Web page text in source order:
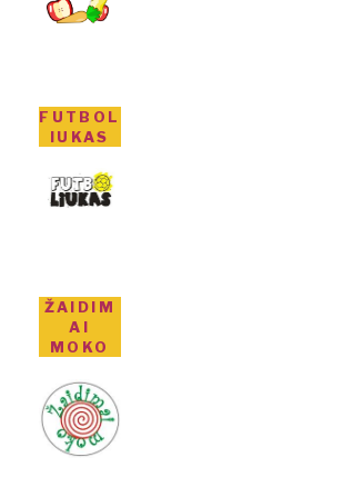
FUTBOL
IUKAS
ŽAIDIM
AI
MOKO